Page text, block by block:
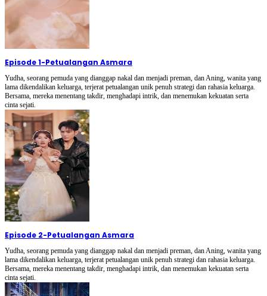
Episode 1-Petualangan Asmara
Yudha, seorang pemuda yang dianggap nakal dan menjadi preman, dan Aning, wanita yang
lama dikendalikan keluarga, terjerat petualangan unik penuh strategi dan rahasia keluarga.
Bersama, mereka menentang takdir, menghadapi intrik, dan menemukan kekuatan serta
cinta sejati.
Episode 2-Petualangan Asmara
Yudha, seorang pemuda yang dianggap nakal dan menjadi preman, dan Aning, wanita yang
lama dikendalikan keluarga, terjerat petualangan unik penuh strategi dan rahasia keluarga.
Bersama, mereka menentang takdir, menghadapi intrik, dan menemukan kekuatan serta
cinta sejati.